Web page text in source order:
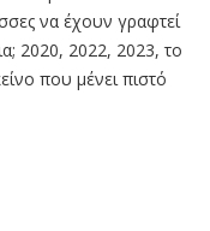
να έχουν γραφτεί
2020, 2022, 2023, το
που μένει πιστό